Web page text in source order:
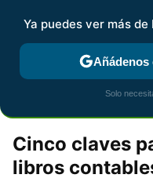
Cinco claves
libros
Ya puedes ver más
Añádenos
Solo